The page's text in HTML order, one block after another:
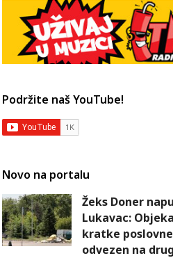
Podržite naš YouTube!
Novo na portalu
Žeks Doner
Lukavac:
kratke
odvezen na